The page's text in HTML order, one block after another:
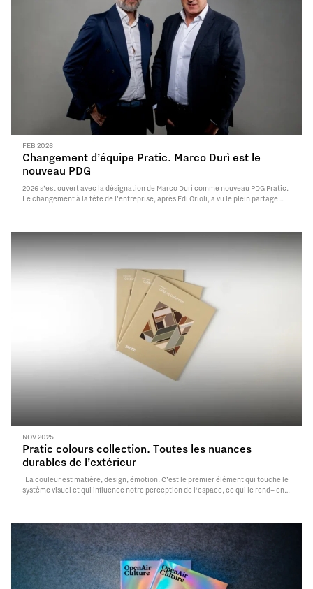
FEB 2026
Changement d’équipe Pratic. Marco Durì est le
nouveau PDG
2026 s’est ouvert avec la désignation de Marco Durì comme nouveau PDG Pratic.
Le changement à la tête de l'entreprise, après Edi Orioli, a vu le plein partage
NOV 2025
Pratic colours collection. Toutes les nuances
durables de l’extérieur
La couleur est matière, design, émotion. C’est le premier élément qui touche le
système visuel et qui influence notre perception de l’espace, ce qui le rend– en